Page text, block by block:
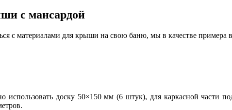
с мансардой
с материалами для крыши на свою баню, мы в качестве примера
использовать доску 50×150 мм (6 штук), для каркасной части